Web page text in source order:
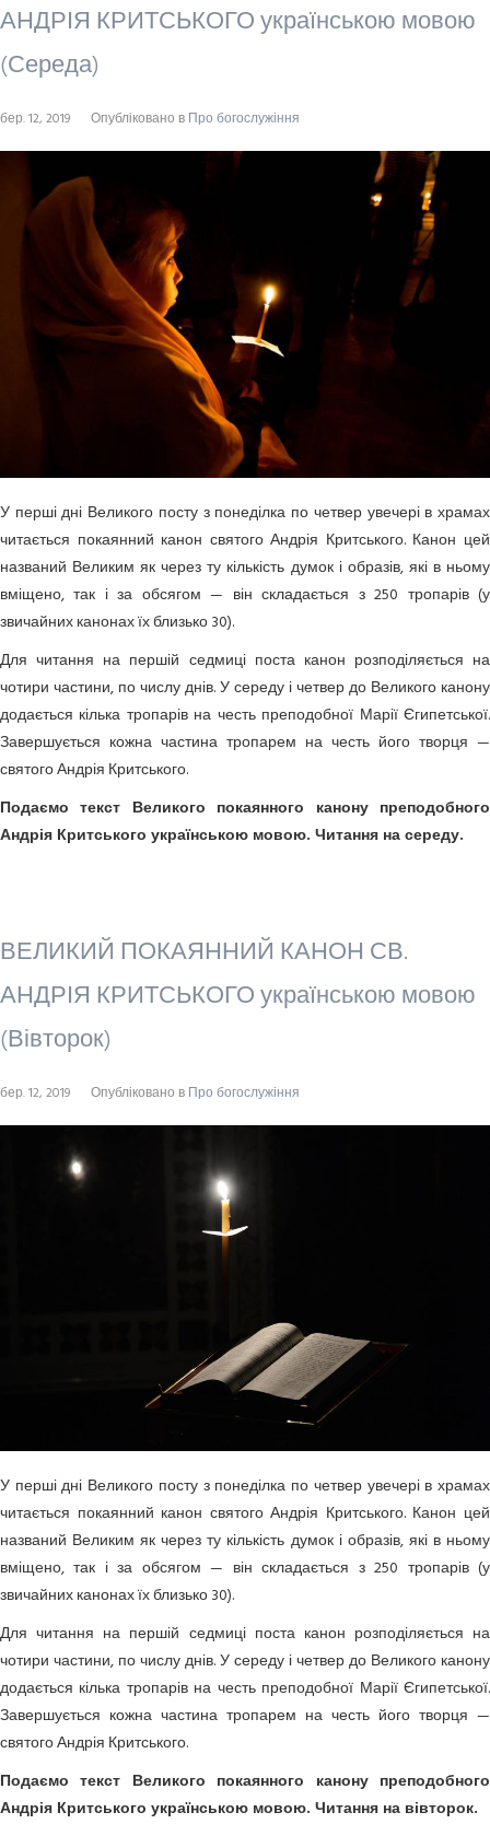
АНДРІЯ КРИТСЬКОГО українською мовою
(Середа)
бер. 12, 2019 Опубліковано в Про богослужіння
У перші дні Великого посту з понеділка по четвер увечері в храмах
читається покаянний канон святого Андрія Критського. Канон цей
названий Великим як через ту кількість думок і образів, які в ньому
вміщено, так і за обсягом — він складається з 250 тропарів (у
звичайних канонах їх близько 30).
Для читання на першій седмиці поста канон розподіляється на
чотири частини, по числу днів. У середу і четвер до Великого канону
додається кілька тропарів на честь преподобної Марії Єгипетської.
Завершується кожна частина тропарем на честь його творця —
святого Андрія Критського.
Подаємо текст Великого покаянного канону преподобного
Андрія Критського українською мовою. Читання на середу.
ВЕЛИКИЙ ПОКАЯННИЙ КАНОН СВ.
АНДРІЯ КРИТСЬКОГО українською мовою
(Вівторок)
бер. 12, 2019 Опубліковано в Про богослужіння
У перші дні Великого посту з понеділка по четвер увечері в храмах
читається покаянний канон святого Андрія Критського. Канон цей
названий Великим як через ту кількість думок і образів, які в ньому
вміщено, так і за обсягом — він складається з 250 тропарів (у
звичайних канонах їх близько 30).
Для читання на першій седмиці поста канон розподіляється на
чотири частини, по числу днів. У середу і четвер до Великого канону
додається кілька тропарів на честь преподобної Марії Єгипетської.
Завершується кожна частина тропарем на честь його творця —
святого Андрія Критського.
Подаємо текст Великого покаянного канону преподобного
Андрія Критського українською мовою. Читання на вівторок.